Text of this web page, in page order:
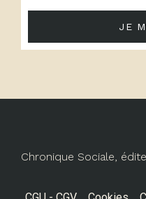
JE
Chronique Sociale,